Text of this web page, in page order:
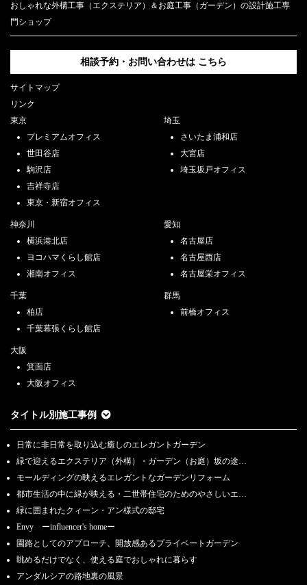
おしゃれな外構工事（エクステリア）＆お庭工事（ガーデン）の設計施工専
門ショップ
相談予約・お問い合わせは こちら
サイトマップ
リンク
東京
プレミアムオフィス
世田谷店
駒沢店
吉祥寺店
東京・新宿オフィス
千葉
柏店
千葉幕張くらし館店
群馬
前橋オフィス
愛知
名古屋店
名古屋西店
名古屋栄オフィス
神奈川
横浜港北店
ヨコハマくらし館店
湘南オフィス
埼玉
さいたま浦和店
大宮店
埼玉坂戸オフィス
大阪
箕面店
大阪オフィス
タイトル別施工事例
日常に非日常を取り込む癒しのエレガントガーデン
緑で迎えるエクステリア（外構）・ガーデン（お庭）坂の途…
モールディングの映えるエレガントなガーデンリフォーム
都市生活の中に緑が映える・二世帯住宅のためのやさしいエ…
緑に囲まれたクィーン・アン様式の邸宅
Envy ーinfluencer's homeー
園路としてのアプローチ、開放感あるプライベートガーデン
眺めるだけでなく、使える庭でおしゃれに暮らす
アンダルシアの路地裏の風景